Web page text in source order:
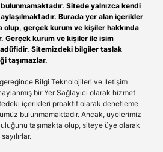
Sitede yalnızca kendi
Burada yer alan içerikler
olup, gerçek kurum ve kişiler hakkında
Gerçek kurum ve kişiler ile isim
Sitemizdeki bilgiler taslak
taşımazlar.
Bilgi Teknolojileri ve İletişim
bir Yer Sağlayıcı olarak hizmet
içerikleri proaktif olarak denetleme
bulunmamaktadır. Ancak, üyelerimiz
taşımakta olup, siteye üye olarak